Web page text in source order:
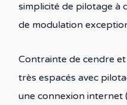
simplicité de pilotage à
de modulation
Contrainte de cendre
très espacés avec
une connexion internet